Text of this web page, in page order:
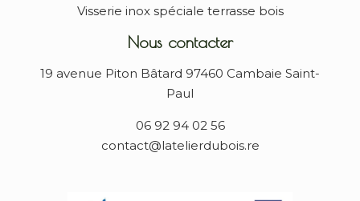
Visserie inox spéciale terrasse bois
Nous contacter
19 avenue Piton Bâtard 97460 Cambaie Saint-
Paul
06 92 94 02 56
contact@latelierdubois.re